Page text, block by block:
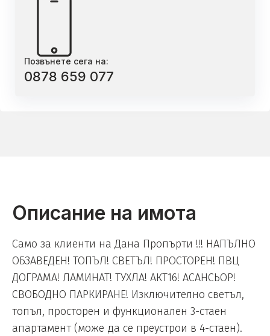
Позвънете сега на:
0878 659 077
Описание на имота
Само за клиенти на Дана Пропърти !!! НАПЪЛНО
ОБЗАВЕДЕН! ТОПЪЛ! СВЕТЪЛ! ПРОСТОРЕН! ПВЦ
ДОГРАМА! ЛАМИНАТ! ТУХЛА! АКТ16! АСАНСЬОР!
СВОБОДНО ПАРКИРАНЕ! Изключително светъл,
топъл, просторен и функционален 3-стаен
апартамент (може да се преустрои в 4-стаен).